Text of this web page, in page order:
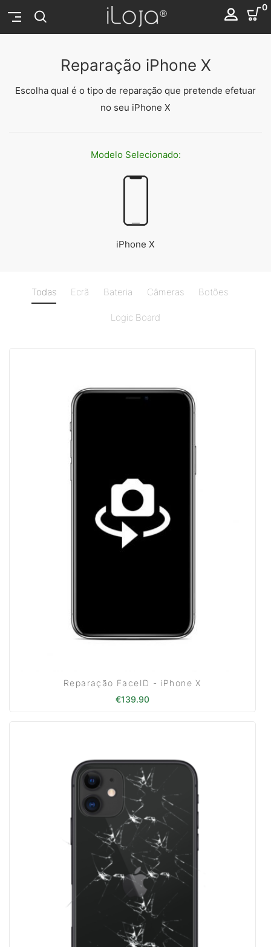
0
Reparação iPhone X
Escolha qual é o tipo de reparação que pretende efetuar
no seu iPhone X
Modelo Selecionado:
iPhone X
Todas Ecrã Bateria Câmeras Botões
Logic Board
Reparação FaceID - iPhone X
€139.90